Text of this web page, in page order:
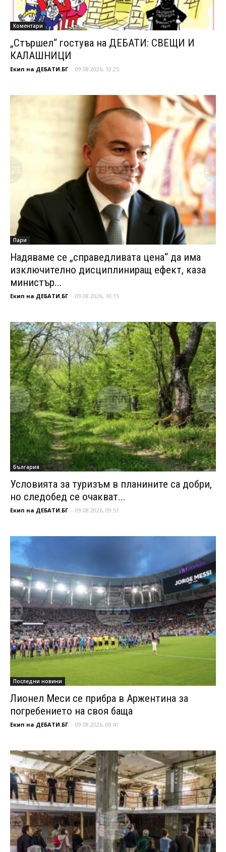
Коментари
„Стършел“ гостува на ДЕБАТИ: СВЕЩИ И
КАЛАШНИЦИ
Екип на ДЕБАТИ.БГ - 09.08.2026, 10:25
Пари
Надяваме се „справедливата цена“ да има
изключително дисциплиниращ ефект, каза
министър...
Екип на ДЕБАТИ.БГ - 09.08.2026, 10:15
България
Условията за туризъм в планините са добри,
но следобед се очакват...
Екип на ДЕБАТИ.БГ - 09.08.2026, 09:51
Последни новини
Лионел Меси се прибра в Аржентина за
погребението на своя баща
Екип на ДЕБАТИ.БГ - 09.08.2026, 09:41